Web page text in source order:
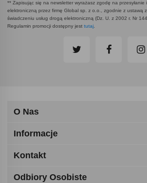
** Zapisując się na newsletter wyrażasz zgodę na przesyłanie
elektroniczną przez firmę Global sp. z o.o., zgodnie z ustawą
świadczeniu usług drogą elektroniczną (Dz. U. z 2002 r. Nr
Regulamin promocji dostępny jest tutaj
O Nas
Informacje
Kontakt
Odbiory Osobiste